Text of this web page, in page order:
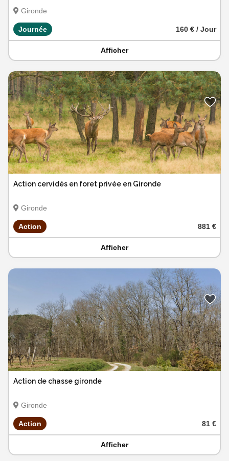
Gironde
Journée 160 € / Jour
Afficher
Action cervidés en foret privée en Gironde
Gironde
Action 881 €
Afficher
Action de chasse gironde
Gironde
Action 81 €
Afficher